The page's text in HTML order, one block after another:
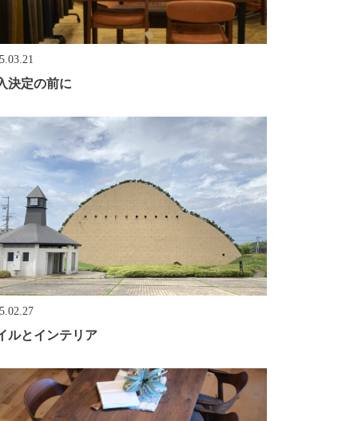
決定の前に
ルとインテリア